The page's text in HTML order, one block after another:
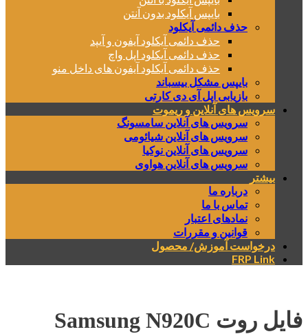
بایپس آیکلود بدون آنتن
حذف دائمی آیکلود
حذف دائمی آیکلود آیفون و آیپد
حذف دائمی آیکلود اپل واچ
حذف دائمی آیکلود آیفون های داخل منو
بایپس مشکل بیسباند
بازیابی اپل آی دی کارتی
سرویس های آنلاین و ریموت
سرویس های آنلاین سامسونگ
سرویس های آنلاین شیائومی
سرویس های آنلاین نوکیا
سرویس های آنلاین هواوی
بیشتر
درباره ما
تماس با ما
نمادهای اعتبار
قوانین و مقررات
درخواست آموزش/ محصول
FRP Link
فایل روت Samsung N920C